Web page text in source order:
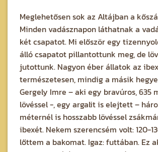
Meglehetősen sok az Altájban a
Minden vadásznapon láthatnak a
két csapatot. Mi először egy
álló csapatot pillantottunk meg, de
jutottunk. Nagyon éber állatok az
természetesen, mindig a másik
Gergely Imre – aki egy bravúros, 635
lövéssel -, egy argalit is elejtett –
méternél is hosszabb lövéssel
ibexét. Nekem szerencsém volt: 120-
lőttem a bakomat. Igaz: futtában. Ez